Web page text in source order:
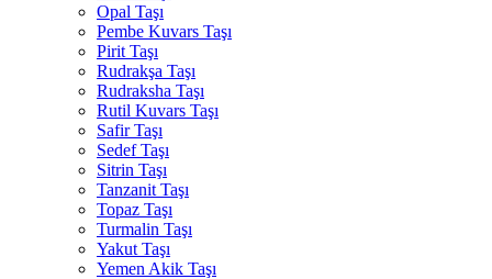
Opal Taşı
Pembe Kuvars Taşı
Pirit Taşı
Rudrakşa Taşı
Rudraksha Taşı
Rutil Kuvars Taşı
Safir Taşı
Sedef Taşı
Sitrin Taşı
Tanzanit Taşı
Topaz Taşı
Turmalin Taşı
Yakut Taşı
Yemen Akik Taşı